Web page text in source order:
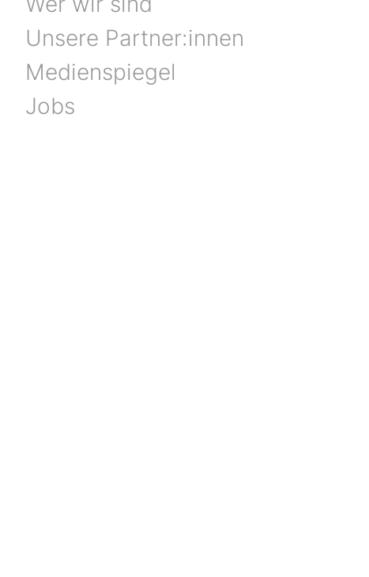
Unsere Partner:innen
Medienspiegel
Jobs